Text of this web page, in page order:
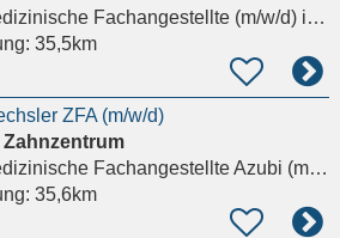
Fachangestellte (m/w/d)in Frankfurt am Main
35,5km
ZFA (m/w/d)
Zahnmedizinische Fachangestellte Azubi (m/w/d)
35,6km